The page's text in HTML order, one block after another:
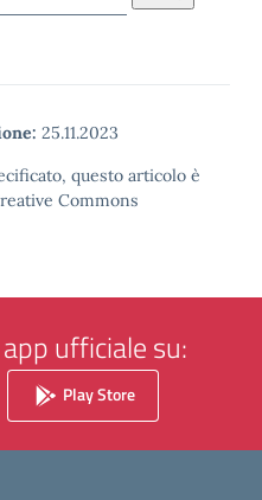
25.11.2023
questo articolo è
Commons
ufficiale su:
Play Store